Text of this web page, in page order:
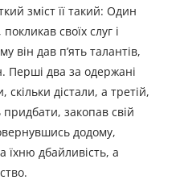
зміст її такий: Один
своїх слуг і
він дав п’ять талантів,
Перші два за одержані
дістали, а третій,
закопав свій
додому,
їхню дбайливість, а